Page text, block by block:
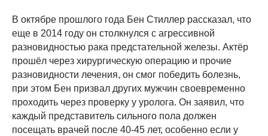
В октябре прошлого года Бен Стиллер рассказал, что
еще в 2014 году он столкнулся с агрессивной
разновидностью рака предстательной железы. Актёр
прошёл через хирургическую операцию и прочие
разновидности лечения, он смог победить болезнь,
при этом Бен призвал других мужчин своевременно
проходить через проверку у уролога. Он заявил, что
каждый представитель сильного пола должен
посещать врачей после 40-45 лет, особенно если у